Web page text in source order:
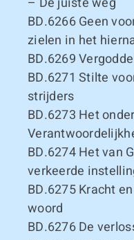
BD.6266Geen
zielen in het
BD.6269
BD.6271 Stilte
strijders
BD.6273 Het
BD.6274Het van
verkeerde
BD.6275Kracht
woord
BD.6276De